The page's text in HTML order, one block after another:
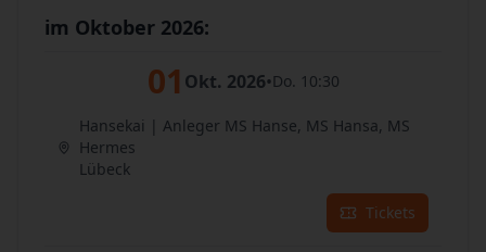
im Oktober 2026:
01 Okt. 2026•Do. 10:30
Hansekai | Anleger MS Hanse, MS Hansa, MS
Hermes
Lübeck
Tickets